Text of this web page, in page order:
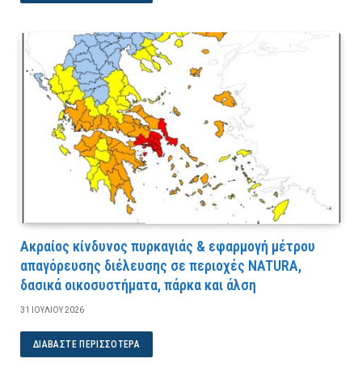
Ακραίος κίνδυνος πυρκαγιάς & εφαρμογή μέτρου
απαγόρευσης διέλευσης σε περιοχές NATURA,
δασικά οικοσυστήματα, πάρκα και άλση
31 ΙΟΥΛΊΟΥ 2026
ΔΙΑΒΆΣΤΕ ΠΕΡΙΣΣΌΤΕΡΑ